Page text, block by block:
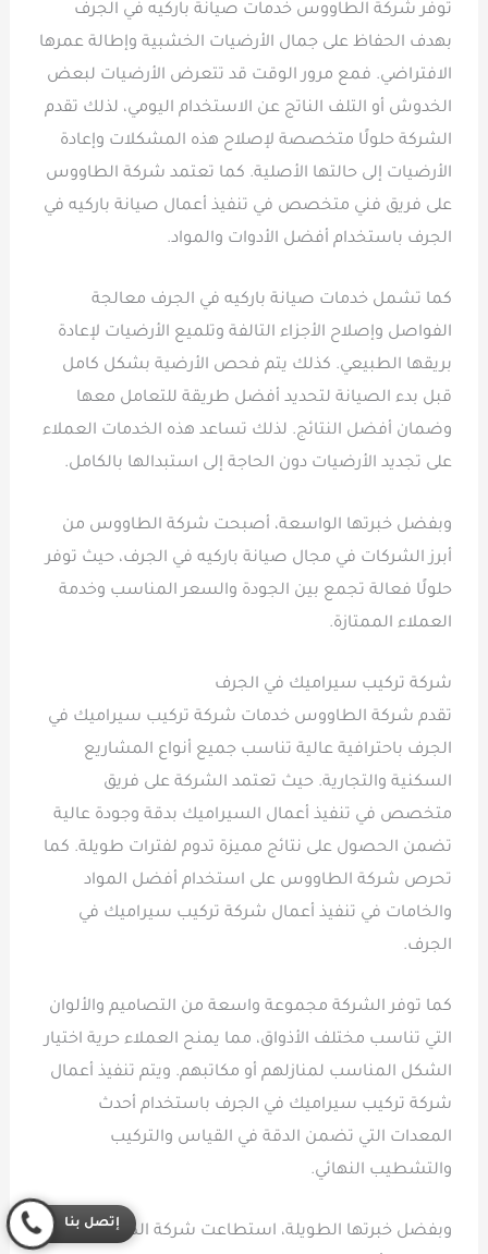
توفر شركة الطاووس خدمات صيانة باركيه في الجرف
بهدف الحفاظ على جمال الأرضيات الخشبية وإطالة عمرها
الافتراضي. فمع مرور الوقت قد تتعرض الأرضيات لبعض
الخدوش أو التلف الناتج عن الاستخدام اليومي، لذلك تقدم
الشركة حلولًا متخصصة لإصلاح هذه المشكلات وإعادة
الأرضيات إلى حالتها الأصلية. كما تعتمد شركة الطاووس
على فريق فني متخصص في تنفيذ أعمال صيانة باركيه في
الجرف باستخدام أفضل الأدوات والمواد.
كما تشمل خدمات صيانة باركيه في الجرف معالجة
الفواصل وإصلاح الأجزاء التالفة وتلميع الأرضيات لإعادة
بريقها الطبيعي. كذلك يتم فحص الأرضية بشكل كامل
قبل بدء الصيانة لتحديد أفضل طريقة للتعامل معها
وضمان أفضل النتائج. لذلك تساعد هذه الخدمات العملاء
على تجديد الأرضيات دون الحاجة إلى استبدالها بالكامل.
وبفضل خبرتها الواسعة، أصبحت شركة الطاووس من
أبرز الشركات في مجال صيانة باركيه في الجرف، حيث توفر
حلولًا فعالة تجمع بين الجودة والسعر المناسب وخدمة
العملاء الممتازة.
شركة تركيب سيراميك في الجرف
تقدم شركة الطاووس خدمات شركة تركيب سيراميك في
الجرف باحترافية عالية تناسب جميع أنواع المشاريع
السكنية والتجارية. حيث تعتمد الشركة على فريق
متخصص في تنفيذ أعمال السيراميك بدقة وجودة عالية
تضمن الحصول على نتائج مميزة تدوم لفترات طويلة. كما
تحرص شركة الطاووس على استخدام أفضل المواد
والخامات في تنفيذ أعمال شركة تركيب سيراميك في
الجرف.
كما توفر الشركة مجموعة واسعة من التصاميم والألوان
التي تناسب مختلف الأذواق، مما يمنح العملاء حرية اختيار
الشكل المناسب لمنازلهم أو مكاتبهم. ويتم تنفيذ أعمال
شركة تركيب سيراميك في الجرف باستخدام أحدث
المعدات التي تضمن الدقة في القياس والتركيب
والتشطيب النهائي.
وبفضل خبرتها الطويلة، استطاعت شركة الطاووس أن
إتصل بنا